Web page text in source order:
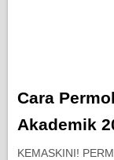
Cara
Akademik
KEMASKINI!